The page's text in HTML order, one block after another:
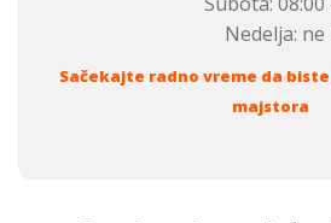
Nedelja: ne
Sačekajte radno vreme da
majstora